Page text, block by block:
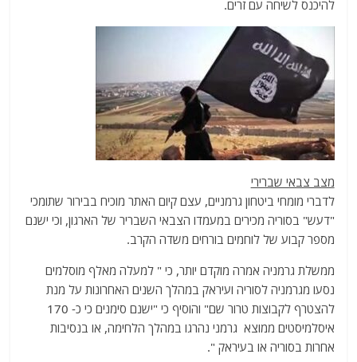
להיכנס לשיחה עם זרים.
מצב צבאי שברירי
לדברי מומחי ביטחון גרמניים, עצם קיום האתר מוכיח בבירור שתומכי
"דעש" בסוריה מכירים במעמדו הצבאי השבריר של הארגון, וכי ישנם
מספר קבוע של לוחמים בורחים משדה הקרב.
ממשלת גרמניה אמרה מוקדם יותר, כי " למעלה מאלף מוסלמים
נסעו מגרמניה לסוריה ועיראק במהלך השנים האחרונות על מנת
להצטרף לקבוצות טרור שם" והוסיף כי "ישנם סימנים כי כ- 170
איסלמיסטים ממוצא גרמני נהרגו במהלך הלחימה, או בנסיבות
אחרות בסוריה או בעיראק ".